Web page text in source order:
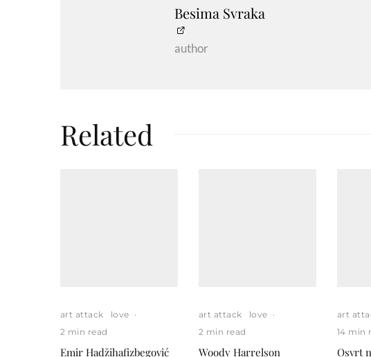
Besima Svraka
author
Related
art attack love ·
2 min read
Emir Hadžihafizbegović
art attack love ·
2 min read
Woody Harrelson
art
14 min
Osvrt